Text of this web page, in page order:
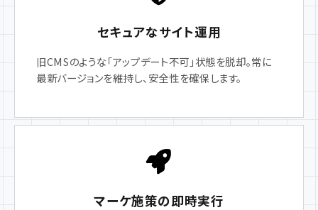
セキュアなサイト運用
旧CMSのような「アップデート不可」状態を脱却。常に
最新バージョンを維持し、安全性を確保します。
マーケ施策の即時実行